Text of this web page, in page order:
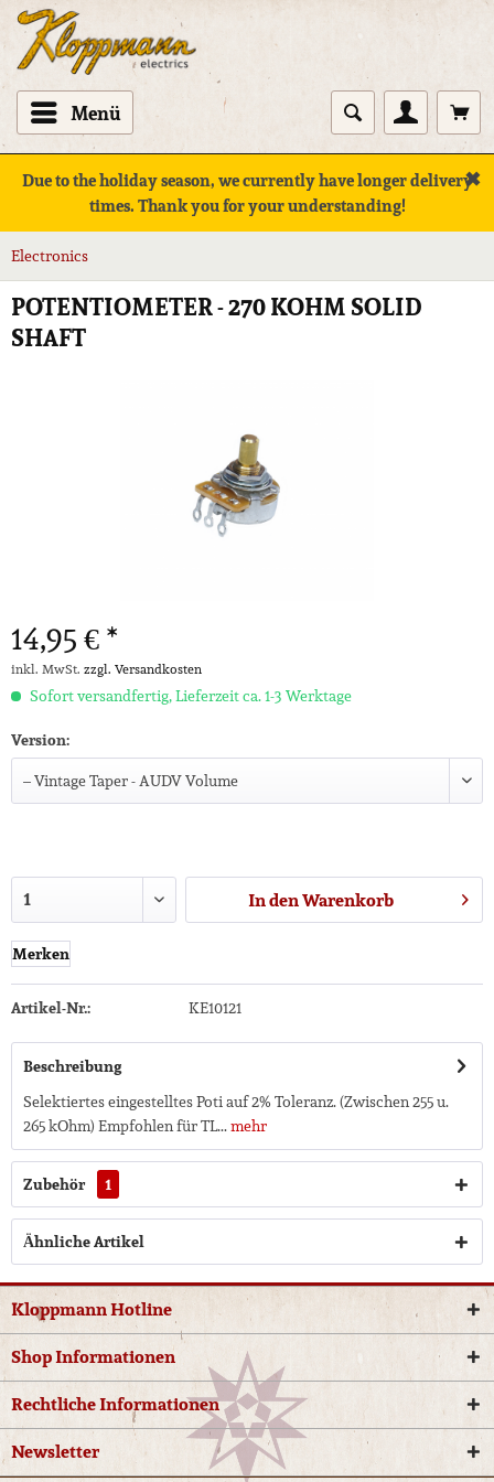
Menü
Due to the holiday season, we currently have longer delivery
times. Thank you for your understanding!
✖
Electronics
POTENTIOMETER - 270 KOHM SOLID
SHAFT
14,95 € *
inkl. MwSt. zzgl. Versandkosten
Sofort versandfertig, Lieferzeit ca. 1-3 Werktage
Version:
In denWarenkorb
Merken
Artikel-Nr.: KE10121
Beschreibung
Selektiertes eingestelltes Poti auf 2% Toleranz. (Zwischen 255 u.
265 kOhm) Empfohlen für TL...mehr
Zubehör 1
Ähnliche Artikel
Kloppmann Hotline
Shop Informationen
Rechtliche Informationen
Newsletter